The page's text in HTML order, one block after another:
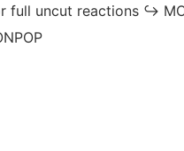
full uncut reactions ↪